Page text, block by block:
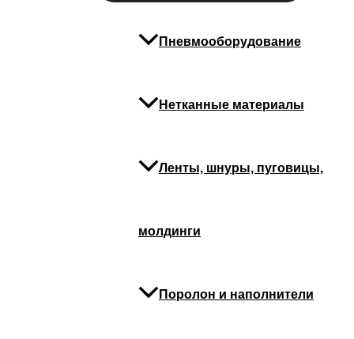
Пневмооборудование
Нетканные материалы
Ленты, шнуры, пуговицы,
молдинги
Поролон и наполнители